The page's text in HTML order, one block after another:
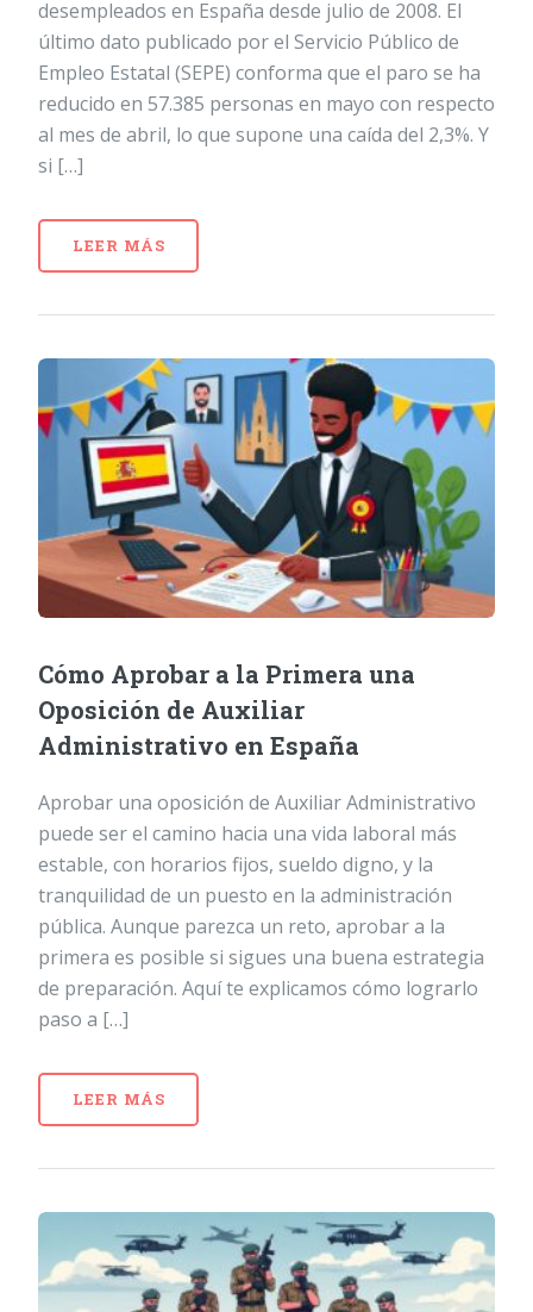
desempleados en España desde julio de 2008. El
último dato publicado por el Servicio Público de
Empleo Estatal (SEPE) conforma que el paro se ha
reducido en 57.385 personas en mayo con respecto
al mes de abril, lo que supone una caída del 2,3%. Y
si […]
LEER MÁS
Cómo Aprobar a la Primera una
Oposición de Auxiliar
Administrativo en España
Aprobar una oposición de Auxiliar Administrativo
puede ser el camino hacia una vida laboral más
estable, con horarios fijos, sueldo digno, y la
tranquilidad de un puesto en la administración
pública. Aunque parezca un reto, aprobar a la
primera es posible si sigues una buena estrategia
de preparación. Aquí te explicamos cómo lograrlo
paso a […]
LEER MÁS